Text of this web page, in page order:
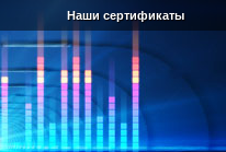
Наши сертификаты